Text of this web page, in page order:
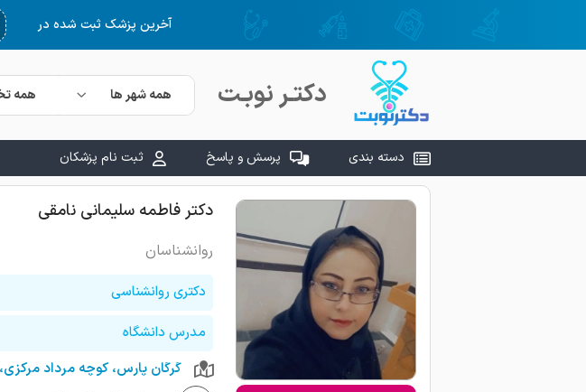
آخرین پزشک ثبت شده در
دکتـر نوبـت همه شهر ها همه
دسته بندی پرسش و پاسخ ثبت نام پزشکان
دکتر فاطمه سلیمانی نامقی
روانشناسان
دکتری روانشناسی
مدرس دانشگاه
گرگان پارس، کوچه مرداد مرکزی،